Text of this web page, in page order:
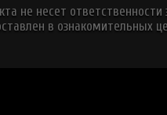
не несет
в ознакомительных